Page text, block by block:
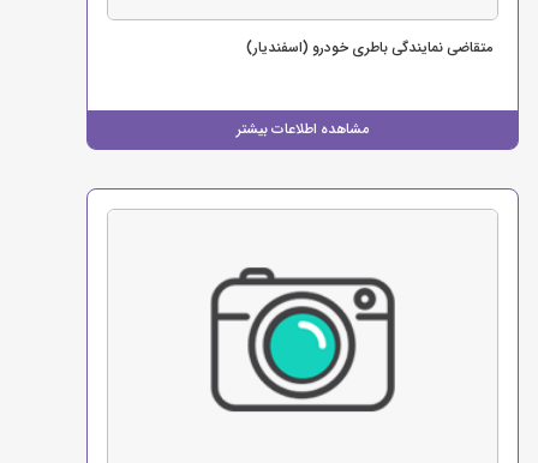
مشاهده اطلاعات بیشتر
متقاضی نمایندگی باطری خودرو (اسفندیار)